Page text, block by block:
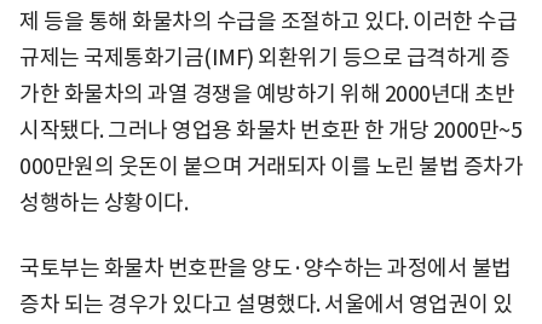
제 등을 통해 화물차의 수급을 조절하고 있다. 이러한 수급
규제는 국제통화기금(IMF) 외환위기 등으로 급격하게 증
가한 화물차의 과열 경쟁을 예방하기 위해 2000년대 초반
시작됐다. 그러나 영업용 화물차 번호판 한 개당 2000만~5
000만원의 웃돈이 붙으며 거래되자 이를 노린 불법 증차가
성행하는 상황이다.
국토부는 화물차 번호판을 양도·양수하는 과정에서 불법
증차 되는 경우가 있다고 설명했다. 서울에서 영업권이 있